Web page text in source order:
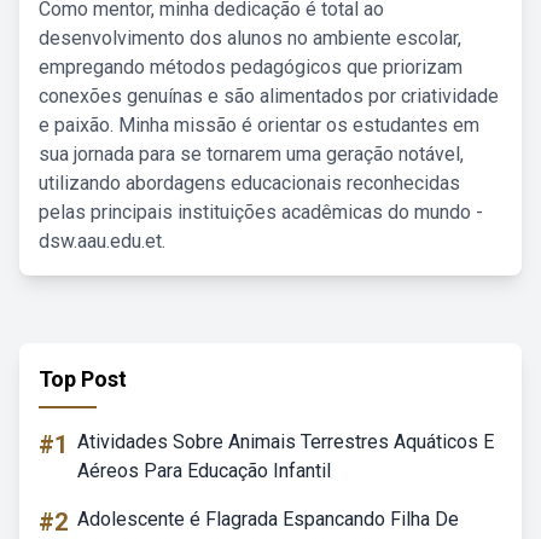
Como mentor, minha dedicação é total ao
desenvolvimento dos alunos no ambiente escolar,
empregando métodos pedagógicos que priorizam
conexões genuínas e são alimentados por criatividade
e paixão. Minha missão é orientar os estudantes em
sua jornada para se tornarem uma geração notável,
utilizando abordagens educacionais reconhecidas
pelas principais instituições acadêmicas do mundo -
dsw.aau.edu.et.
Top Post
#1 Atividades Sobre Animais Terrestres Aquáticos E
Aéreos Para Educação Infantil
#2 Adolescente é Flagrada Espancando Filha De